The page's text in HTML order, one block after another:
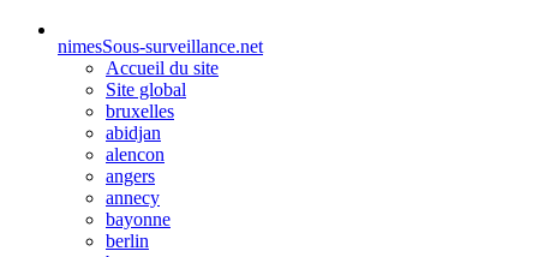
nimesSous-surveillance.net
Accueil du site
Site global
bruxelles
abidjan
alencon
angers
annecy
bayonne
berlin